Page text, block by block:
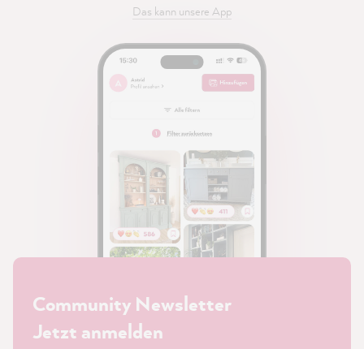
Das kann unsere App
Community Newsletter
Jetzt anmelden